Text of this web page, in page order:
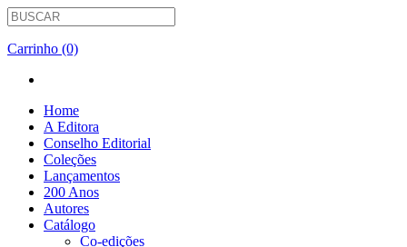
Carrinho (0)
Home
A Editora
Conselho Editorial
Coleções
Lançamentos
200 Anos
Autores
Catálogo
Co-edições